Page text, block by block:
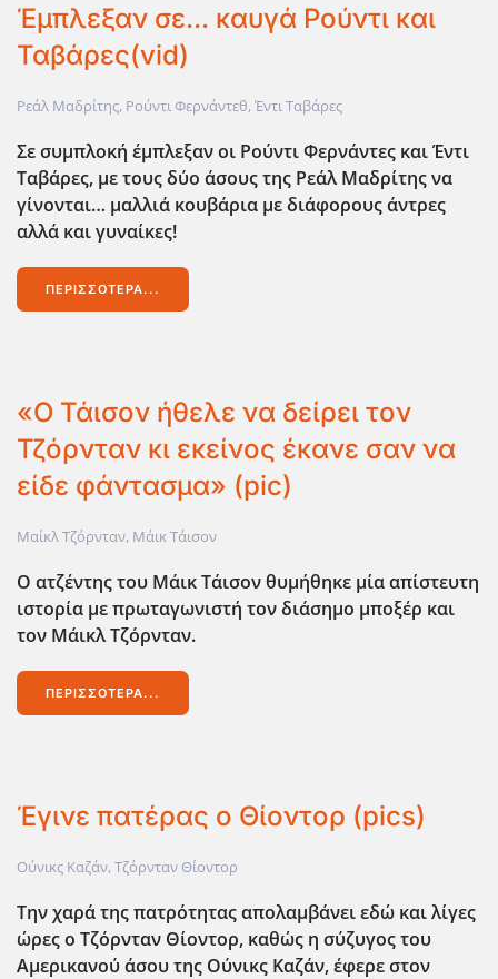
Έμπλεξαν σε... καυγά Ρούντι και
Ταβάρες(vid)
Ρεάλ Μαδρίτης, Ρούντι Φερνάντεθ,Έντι Ταβάρες
Σε συμπλοκή έμπλεξαν οι Ρούντι Φερνάντες και Έντι
Ταβάρες, με τους δύο άσους της Ρεάλ Μαδρίτης να
γίνονται… μαλλιά κουβάρια με διάφορους άντρες
αλλά και γυναίκες!
ΠΕΡΙΣΣΌΤΕΡΑ...
«Ο Τάισον ήθελε να δείρει τον
Τζόρνταν κι εκείνος έκανε σαν να
είδε φάντασμα» (pic)
Μαίκλ Τζόρνταν, Μάικ Τάισον
Ο ατζέντης του Μάικ Τάισον θυμήθηκε μία απίστευτη
ιστορία με πρωταγωνιστή τον διάσημο μποξέρ και
τον Μάικλ Τζόρνταν.
ΠΕΡΙΣΣΌΤΕΡΑ...
Έγινε πατέρας ο Θίοντορ (pics)
Ούνικς Καζάν,Τζόρνταν Θίοντορ
Την χαρά της πατρότητας απολαμβάνει εδώ και λίγες
ώρες ο Τζόρνταν Θίοντορ, καθώς η σύζυγος του
Αμερικανού άσου της Ούνικς Καζάν, έφερε στον